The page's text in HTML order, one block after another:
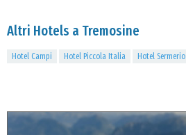
Altri Hotels a Tremosine
Hotel Campi Hotel Piccola Italia Hotel Sermerio